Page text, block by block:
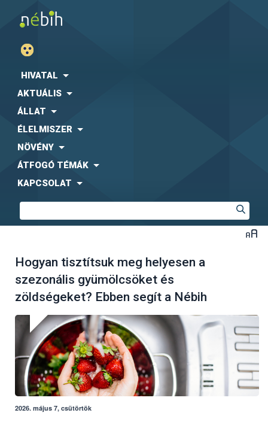
HIVATAL
AKTUÁLIS
ÁLLAT
ÉLELMISZER
NÖVÉNY
ÁTFOGÓ TÉMÁK
KAPCSOLAT
Hogyan tisztítsuk meg helyesen a
szezonális gyümölcsöket és
zöldségeket? Ebben segít a Nébih
2026. május 7, csütörtök